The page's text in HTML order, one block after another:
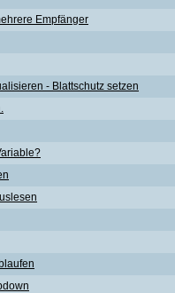
Empfänger
- Blattschutz setzen